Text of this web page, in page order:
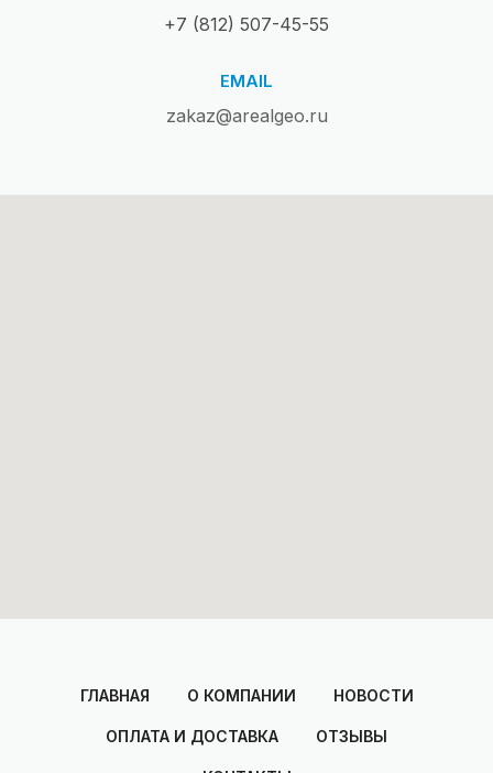
+7 (812) 507-45-55
EMAIL
zakaz@arealgeo.ru
ГЛАВНАЯ О КОМПАНИИ НОВОСТИ
ОПЛАТА И ДОСТАВКА ОТЗЫВЫ